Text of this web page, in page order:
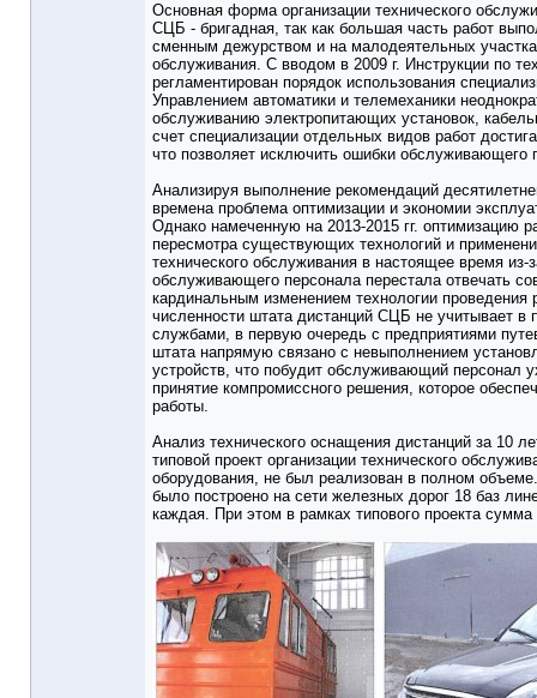
Основная форма организации технического
СЦБ - бригадная, так как большая часть работ
сменным дежурством и на малодеятельных
обслуживания. С вводом в 2009 г. Инструкции по
регламентирован порядок использования
Управлением автоматики и телемеханики
обслуживанию электропитающих установок,
счет специализации отдельных видов работ
что позволяет исключить ошибки
Анализируя выполнение рекомендаций
времена проблема оптимизации и экономии
Однако намеченную на 2013-2015 гг. оптимизацию
пересмотра существующих технологий и
технического обслуживания в настоящее время из-
обслуживающего персонала перестала отвечать
кардинальным изменением технологии
численности штата дистанций СЦБ не учитывает
службами, в первую очередь с предприятиями
штата напрямую связано с невыполнением
устройств, что побудит обслуживающий персонал
принятие компромиссного решения, которое
работы.
Анализ технического оснащения дистанций за 10
типовой проект организации технического
оборудования, не был реализован в полном
было построено на сети железных дорог 18 баз
каждая. При этом в рамках типового проекта